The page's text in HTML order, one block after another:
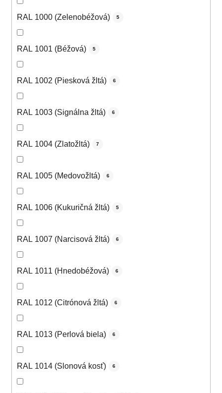
RAL 1000 (Zelenobéžová) 5
RAL 1001 (Béžová) 5
RAL 1002 (Piesková žltá) 6
RAL 1003 (Signálna žltá) 6
RAL 1004 (Zlatožltá) 7
RAL 1005 (Medovožltá) 6
RAL 1006 (Kukuričná žltá) 5
RAL 1007 (Narcisová žltá) 6
RAL 1011 (Hnedobéžová) 6
RAL 1012 (Citrónová žltá) 6
RAL 1013 (Perlová biela) 6
RAL 1014 (Slonová kosť) 6